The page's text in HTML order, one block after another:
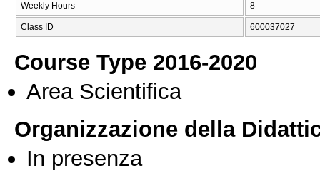
Weekly Hours 8
Class ID 600037027
Course Type 2016-2020
Area Scientifica
Organizzazione della
In presenza